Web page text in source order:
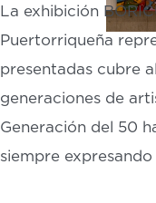
La exhibición
Puertorriqueña
presentadas cubre
generaciones de
Generación del 50
siempre